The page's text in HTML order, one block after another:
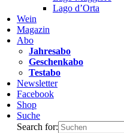
Lago d’Orta
Wein
Magazin
Abo
Jahresabo
Geschenkabo
Testabo
Newsletter
Facebook
Shop
Suche
Search for: